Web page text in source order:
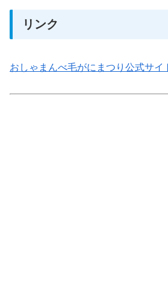
リンク
おしゃまんべ毛がにまつり公式サイ